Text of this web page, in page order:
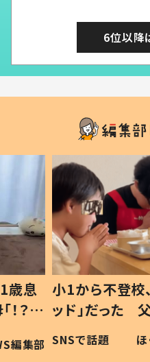
6位以降
歳息
？」
編集部
小1から不登校
ッド」だった
作り続ける理
#令和の子
SNSで話題